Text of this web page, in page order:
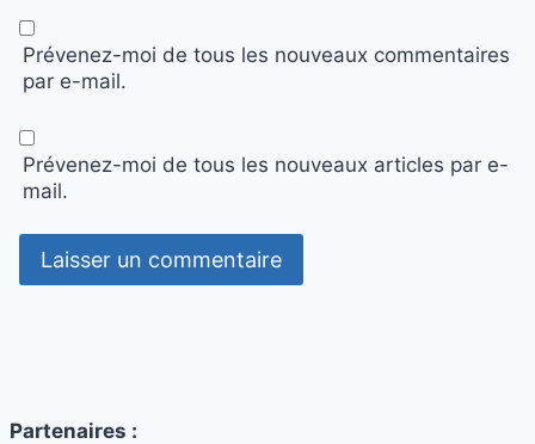
Prévenez-moi de tous les nouveaux commentaires
par e-mail.
Prévenez-moi de tous les nouveaux articles par e-
mail.
Partenaires :